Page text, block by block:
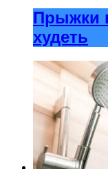
Прыжки
худеть